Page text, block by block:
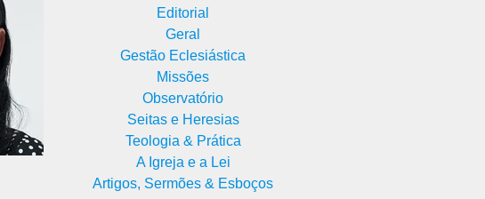
Editorial
Geral
Gestão Eclesiástica
Missões
Observatório
Seitas e Heresias
Teologia & Prática
A Igreja e a Lei
Artigos, Sermões & Esboços